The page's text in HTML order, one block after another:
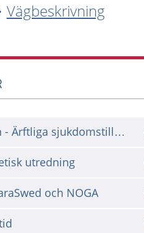
Vägbeskrivning
Egen vårdbegäran - Ärftliga sjukdomstillstånd, ej cancersjukdom
utredning
och NOGA